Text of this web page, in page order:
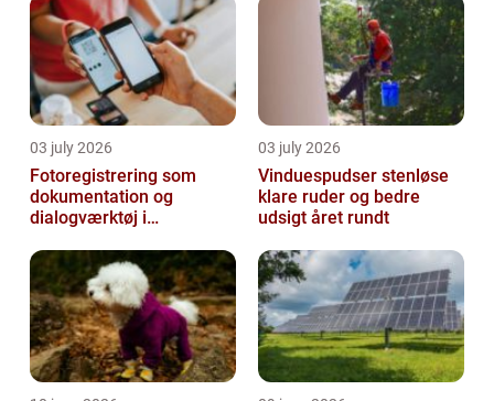
03 july 2026
Fotoregistrering som
dokumentation og
dialogværktøj i
03 july 2026
Vinduespudser stenløse
klare ruder og bedre
udsigt året rundt